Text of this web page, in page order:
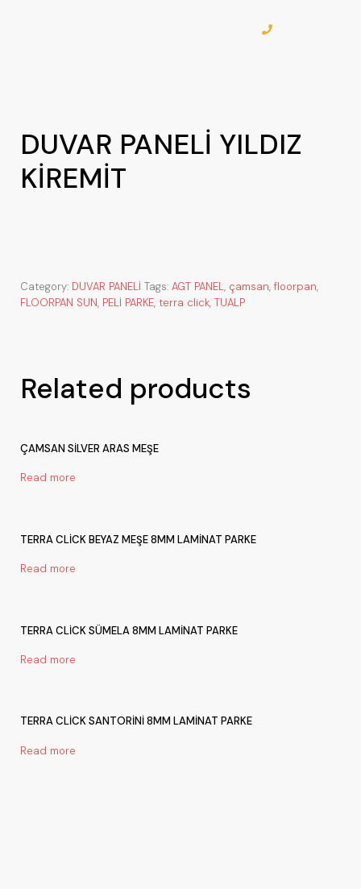
DUVAR PANELİ YILDIZ
KİREMİT
Category: DUVAR PANELİ Tags: AGT PANEL, çamsan, floorpan,
FLOORPAN SUN, PELİ PARKE, terra click, TUALP
Related products
ÇAMSAN SİLVER ARAS MEŞE
Read more
TERRA CLİCK BEYAZ MEŞE 8MM LAMİNAT PARKE
Read more
TERRA CLİCK SÜMELA 8MM LAMİNAT PARKE
Read more
TERRA CLİCK SANTORİNİ 8MM LAMİNAT PARKE
Read more